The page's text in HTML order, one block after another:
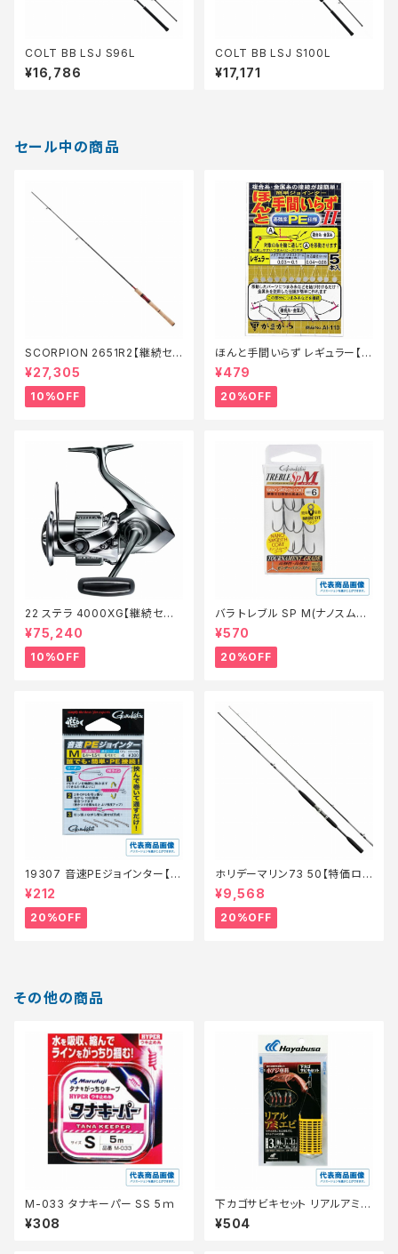
COLT BB LSJ S96L
¥16,786
COLT BB LSJ S100L
¥17,171
セール中の商品
SCORPION 2651R2【継続セ
ール_ロッド】【10】
¥27,305
10%OFF
ほんと手間いらず レギュラー【特
価仕掛】【20】
¥479
20%OFF
22 ステラ 4000XG【継続セー
ル_リール】【10】
¥75,240
10%OFF
バラ トレブル SP M(ナノスムー
スコート)【特価仕掛】【20】
¥570
20%OFF
19307 音速PEジョインター【特
価仕掛】【20】
¥212
20%OFF
ホリデーマリン73 50【特価ロッ
ド】【20】
¥9,568
20%OFF
その他の商品
M-033 タナキーパー SS 5ｍ
¥308
下カゴサビキセット リアルアミエ
ビ HA210ー3ー0.6
¥504